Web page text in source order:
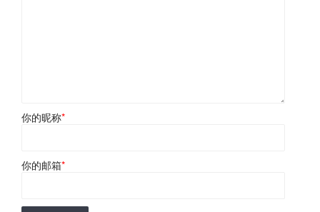
你的昵称*
你的邮箱*